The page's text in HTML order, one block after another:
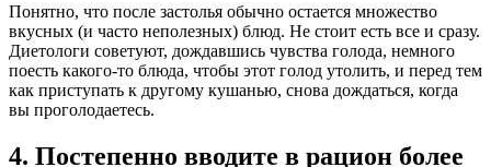
Понятно, что после застолья обычно остается множество
вкусных (и часто неполезных) блюд. Не стоит есть все и сразу.
Диетологи советуют, дождавшись чувства голода, немного
поесть какого-то блюда, чтобы этот голод утолить, и перед тем
как приступать к другому кушанью, снова дождаться, когда
вы проголодаетесь.
4. Постепенно вводите в рацион более